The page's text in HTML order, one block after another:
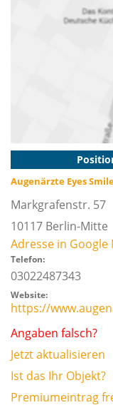
Augenärzte Eyes
Markgrafenstr. 57
10117 Berlin-Mitte
Adresse in Google
Telefon:
03022487343
Website:
https://
Angaben falsch?
Jetzt aktualisieren
Ist das Ihr Objekt?
Premiumeintrag